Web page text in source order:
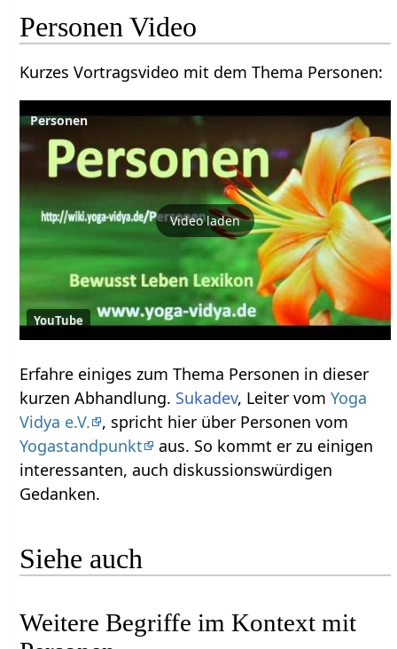
Personen‏‎ Video
Kurzes Vortragsvideo mit dem Thema Personen‏‎:
Personen
Video laden
YouTube
Erfahre einiges zum Thema Personen‏‎ in dieser
kurzen Abhandlung. Sukadev, Leiter vomYoga
Vidya e.V.
, spricht hier über Personen‏‎ vom
Yogastandpunkt
aus. So kommt er zu einigen
interessanten, auch diskussionswürdigen
Gedanken.
Siehe auch
Weitere Begriffe im Kontext mit